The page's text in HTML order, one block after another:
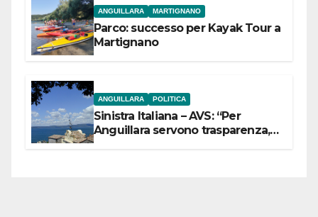
ANGUILLARA MARTIGNANO
Parco: successo per Kayak Tour a
Martignano
ANGUILLARA POLITICA
Sinistra Italiana – AVS: “Per
Anguillara servono trasparenza,